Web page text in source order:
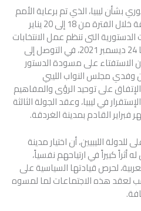
بشأن ليبيا، الذي تم برعاية الأمم
المتحدة، وعقد في مدينة الغردقة خلال الفترة من 18 إلى 20 يناير
التى تنظم عمل الانتخابات
العامة في ليبيا، المقرر إنعقادها 24 ديسمبر 2021، في التوصل إلى
الاستفتاء على مسودة الدستور
وفدي مجلس النواب الليبي
على توحيد الرؤى والمفاهيم
في ليبيا، وعقد الجولة الثالثة
القادم بمدينة الغردقة.
الليبيين، أن اختيار مدينة
أثراً كبيراً في ارتياحهم نفسياً،
لحرص قيادتها السياسية على
لعقد هذه الاجتماعات لما لمسوه